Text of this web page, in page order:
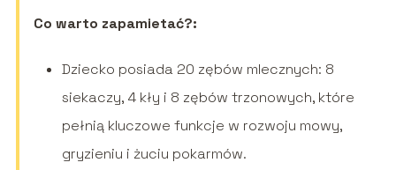
Co warto zapamietać?:
Dziecko posiada 20 zębów mlecznych: 8
siekaczy, 4 kły i 8 zębów trzonowych, które
pełnią kluczowe funkcje w rozwoju mowy,
gryzieniu i żuciu pokarmów.